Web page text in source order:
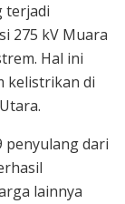
terjadi
275 kV Muara
Hal ini
kelistrikan di
penyulang dari
lainnya